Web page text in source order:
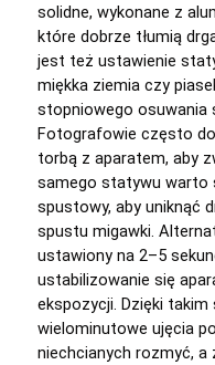
solidne, wykonane z
które dobrze tłumią
jest też ustawienie
miękka ziemia czy
stopniowego osuwania
Fotografowie często
torbą z aparatem, aby
samego statywu warto
spustowy, aby uniknąć
spustu migawki.
ustawiony na 2–5
ustabilizowanie się
ekspozycji. Dzięki
wielominutowe ujęcia
niechcianych rozmyć, a